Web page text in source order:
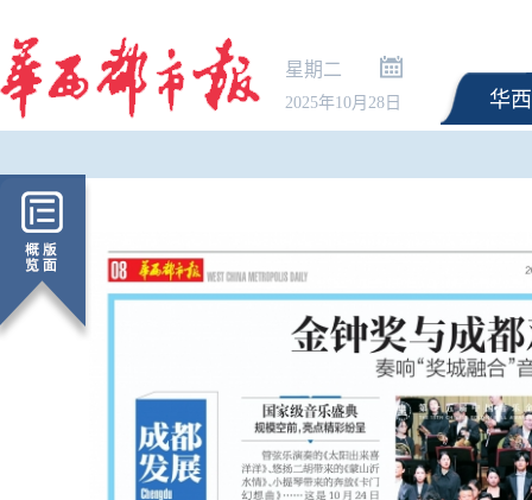
星期二
2025年10月28日 华
协议接近达成 伊朗披露
道通行细节 美方再提“倒